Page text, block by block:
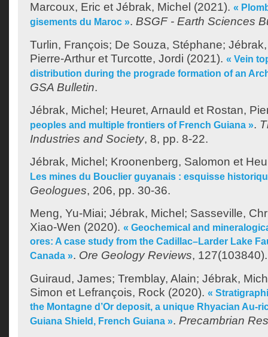
Marcoux, Eric et Jébrak, Michel (2021). «
gisements du Maroc ». BSGF - Earth Sciences
Turlin, François; De Souza, Stéphane;
Pierre-Arthur et Turcotte, Jordi (2021). « Vein
distribution during the prograde formation of an
GSA Bulletin.
Jébrak, Michel ; Heuret, Arnauld et Rostan,
peoples and multiple frontiers of French Guiana ».
Industries and Society, 8, pp. 8-22.
Jébrak, Michel ; Kroonenberg, Salomon et
Les mines du Bouclier guyanais : esquisse
Geologues, 206, pp. 30-36.
Meng, Yu-Miai; Jébrak, Michel ; Sasseville,
Xiao-Wen (2020). « Geochemical and
ores: A case study from the Cadillac–Larder Lake
Canada ». Ore Geology Reviews, 127(103840).
Guiraud, James; Tremblay, Alain; Jébrak,
Simon et Lefrançois, Rock (2020). «
the Montagne d’Or deposit, a unique Rhyacian Au-
Guiana Shield, French Guiana ». Precambrian